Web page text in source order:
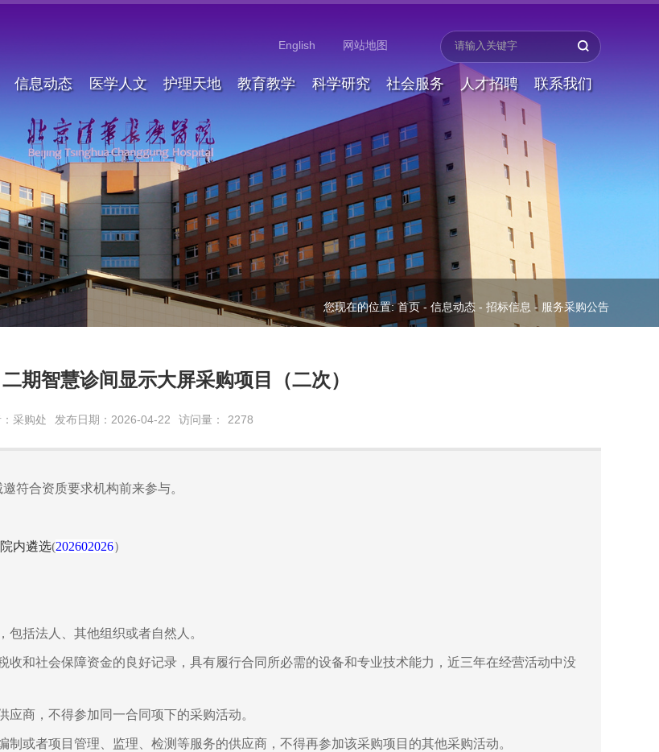
English 网站地图
信息动态 医学人文 护理天地 教育教学 科学研究 社会服务 人才招聘 联系我们
您现在的位置:首页 - 信息动态 - 招标信息 - 服务采购公告
二期智慧诊间显示大屏采购项目（二次）
采购处 发布日期：2026-04-22 访问量： 2278
邀符合资质要求机构前来参与。
院内遴选(202602026）
括法人、其他组织或者自然人。
和社会保障资金的良好记录，具有履行合同所必需的设备和专业技术能力，近三年在经营活动中没
商，不得参加同一合同项下的采购活动。
或者项目管理、监理、检测等服务的供应商，不得再参加该采购项目的其他采购活动。